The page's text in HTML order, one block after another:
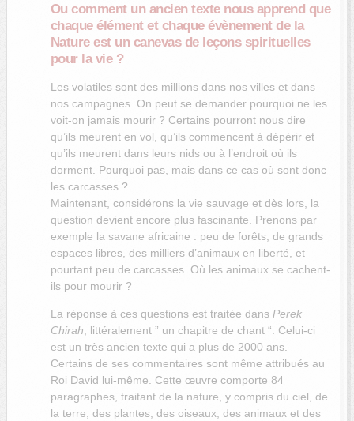
Ou comment un ancien texte nous apprend que
chaque élément et chaque évènement de la
Nature est un canevas de leçons spirituelles
pour la vie ?
Les volatiles sont des millions dans nos villes et dans
nos campagnes. On peut se demander pourquoi ne les
voit-on jamais mourir ? Certains pourront nous dire
qu’ils meurent en vol, qu’ils commencent à dépérir et
qu’ils meurent dans leurs nids ou à l’endroit où ils
dorment. Pourquoi pas, mais dans ce cas où sont donc
les carcasses ?
Maintenant, considérons la vie sauvage et dès lors, la
question devient encore plus fascinante. Prenons par
exemple la savane africaine : peu de forêts, de grands
espaces libres, des milliers d’animaux en liberté, et
pourtant peu de carcasses. Où les animaux se cachent-
ils pour mourir ?
La réponse à ces questions est traitée dans Perek
Chirah, littéralement ” un chapitre de chant “. Celui-ci
est un très ancien texte qui a plus de 2000 ans.
Certains de ses commentaires sont même attribués au
Roi David lui-même. Cette œuvre comporte 84
paragraphes, traitant de la nature, y compris du ciel, de
la terre, des plantes, des oiseaux, des animaux et des